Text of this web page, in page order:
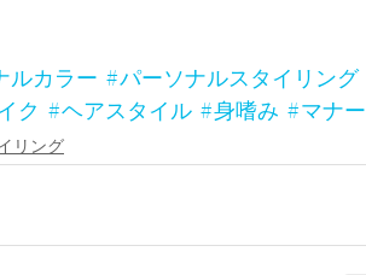
ルカラー #パーソナルスタイリング
ク #ヘアスタイル #身嗜み #マナー
リング